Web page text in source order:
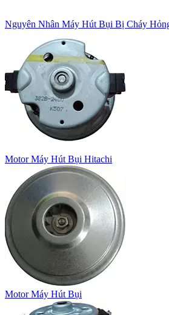
Nguyên Nhân Máy Hút Bụi Bị Cháy
Motor Máy Hút Bụi Hitachi
Motor Máy Hút Bụi